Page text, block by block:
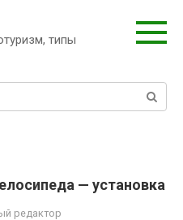
типы
— установка
редактор